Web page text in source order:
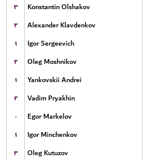
۳
Konstantin Olshakov
۲
Alexander Klavdenkov
۱
Igor Sergeevich
۲
Oleg Moshnikov
۱
Yankovskii Andrei
۲
Vadim Pryakhin
۰
Egor Markelov
۱
Igor Minchenkov
۳
Oleg Kutuzov